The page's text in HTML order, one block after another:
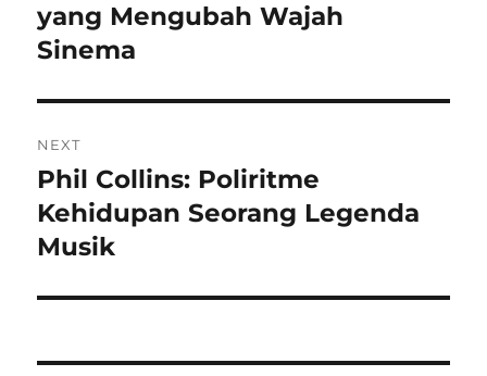
post:
yang Mengubah Wajah
Sinema
NEXT
Next
post:
Phil Collins: Poliritme
Kehidupan Seorang Legenda
Musik